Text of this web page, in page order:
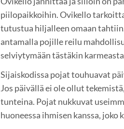
piilopaikkoihin. Ovikello
tutustua hiljalleen omaan
antamalla pojille reilu
selviytymään tästäkin
Sijaiskodissa pojat touhuavat
Jos päivällä ei ole ollut
tunteina. Pojat nukkuvat
huoneessa ihmisen kanssa, joko